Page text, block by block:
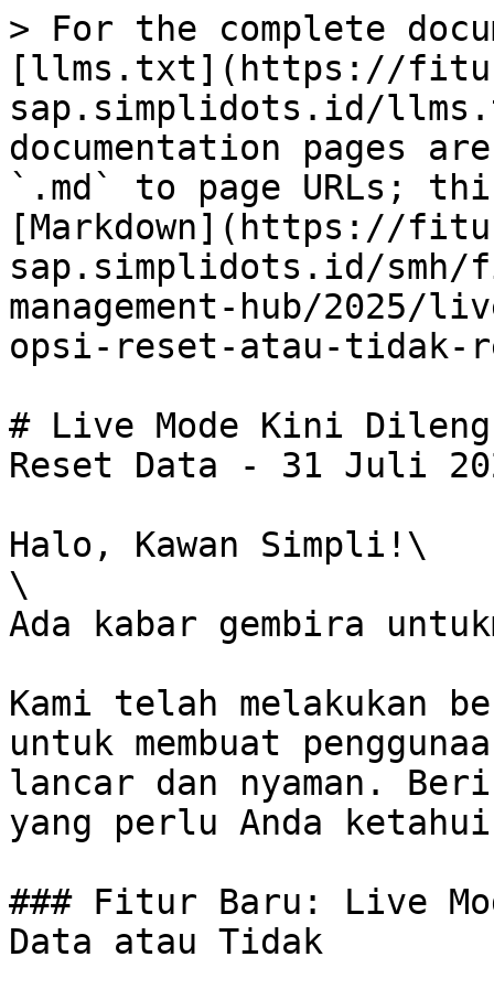
> For the complete
[llms.txt](https://
sap.simplidots.id/
documentation pages
`.md` to page URLs;
[Markdown](https://
sap.simplidots.id/smh/
management-hub/2025/
opsi-reset-atau-tidak-
# Live Mode Kini
Reset Data - 31 Juli
Halo, Kawan Simpli!\
\
Ada kabar gembira
Kami telah melakukan
untuk membuat
lancar dan nyaman.
yang perlu Anda
### Fitur Baru: Live
Data atau Tidak